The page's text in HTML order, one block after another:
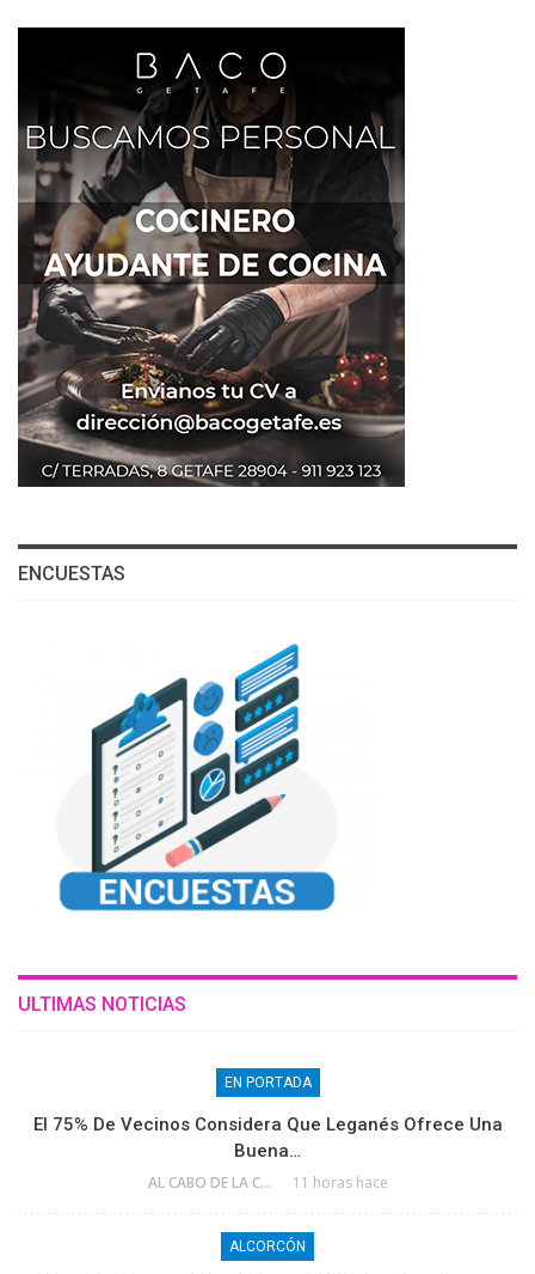
ENCUESTAS
ULTIMAS NOTICIAS
EN PORTADA
El 75% De Vecinos Considera Que Leganés Ofrece Una
Buena…
AL CABO DE LA CALLE 11 horas hace
ALCORCÓN